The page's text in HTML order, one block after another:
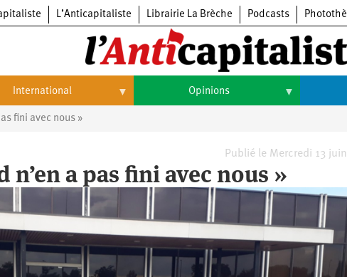
L’Anticapitaliste Librairie La Brèche Podcasts
International Opinions
Arts
Livres
fini avec nous »
Publié le Mercredi 13
a pas fini avec nous »